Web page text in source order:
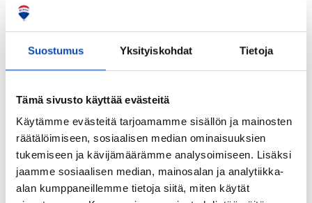
Suostumus Yksityiskohdat Tietoja
Tämä sivusto käyttää evästeitä
Käytämme evästeitä tarjoamamme sisällön ja mainosten
räätälöimiseen, sosiaalisen median ominaisuuksien
tukemiseen ja kävijämäärämme analysoimiseen. Lisäksi
jaamme sosiaalisen median, mainosalan ja analytiikka-
alan kumppaneillemme tietoja siitä, miten käytät
Tilava runsailla kappitiloilla varustettu
1. kerrokseen sisään tultaessa avautuu viisi metriä
siihen yhdistyvän ruokailutilan pinta-ala on n. 100 m2.
Olohuoneesta on käynti 70 m2 lämmitettävälle
lasiterassille, joka yhdessä olohuoneen lasiseinä